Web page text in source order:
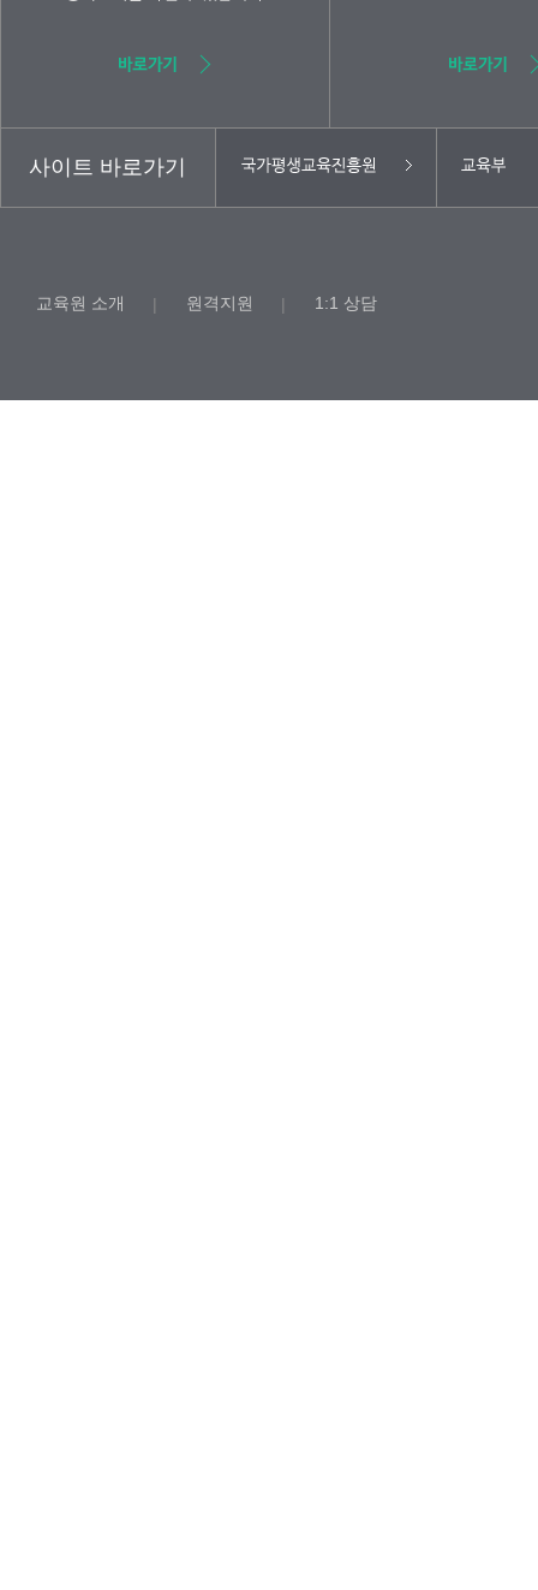
사이트 바로가기
교육원 소개 | 원격지원 | 1:1 상담